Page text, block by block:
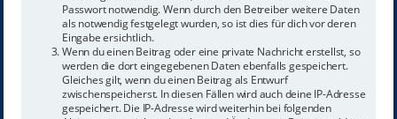
Passwort notwendig. Wenn durch den Betreiber weitere Daten
als notwendig festgelegt wurden, so ist dies für dich vor deren
Eingabe ersichtlich.
Wenn du einen Beitrag oder eine private Nachricht erstellst, so
werden die dort eingegebenen Daten ebenfalls gespeichert.
Gleiches gilt, wenn du einen Beitrag als Entwurf
zwischenspeicherst. In diesen Fällen wird auch deine IP-Adresse
gespeichert. Die IP-Adresse wird weiterhin bei folgenden